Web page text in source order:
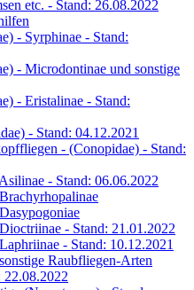
etc. - Stand: 26.08.2022
- Syrphinae - Stand:
- Microdontinae und sonstige
- Eristalinae - Stand:
- Stand: 04.12.2021
- (Conopidae) - Stand:
- Stand: 06.06.2022
- Stand: 21.01.2022
- Stand: 10.12.2021
Raubfliegen-Arten
22.08.2022